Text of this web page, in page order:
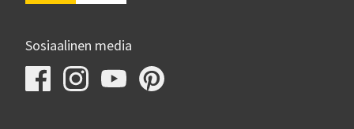
Sosiaalinen media